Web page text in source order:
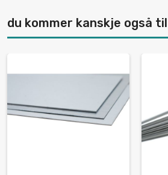
du kommer kanskje også